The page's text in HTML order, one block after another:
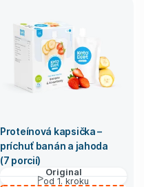
Proteínová kapsička –
príchuť banán a jahoda
(7 porcií)
Original
od 1. kroku